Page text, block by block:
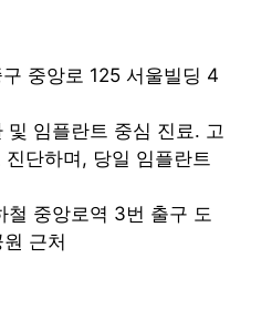
중앙로 125 서울빌딩 4
및 임플란트 중심 진료. 고
단하며, 당일 임플란트
철 중앙로역 3번 출구 도
근처